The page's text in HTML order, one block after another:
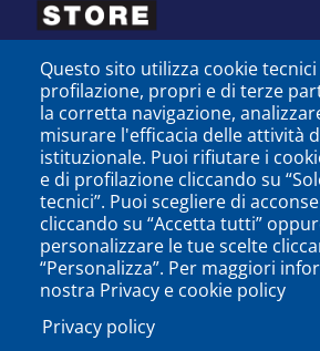
SEGUICI SU
Questo sito utilizza cookie tecnici
profilazione, propri e di terze
la corretta navigazione,
misurare l'efficacia delle attività
istituzionale. Puoi rifiutare i
e di profilazione cliccando su
tecnici”. Puoi scegliere di
cliccando su “Accetta tutti”
personalizzare le tue scelte
“Personalizza”. Per maggiori
nostra Privacy e cookie policy
Privacy policy